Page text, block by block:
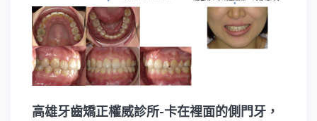
高雄牙齒矯正權威診所-卡在裡面的側門牙，